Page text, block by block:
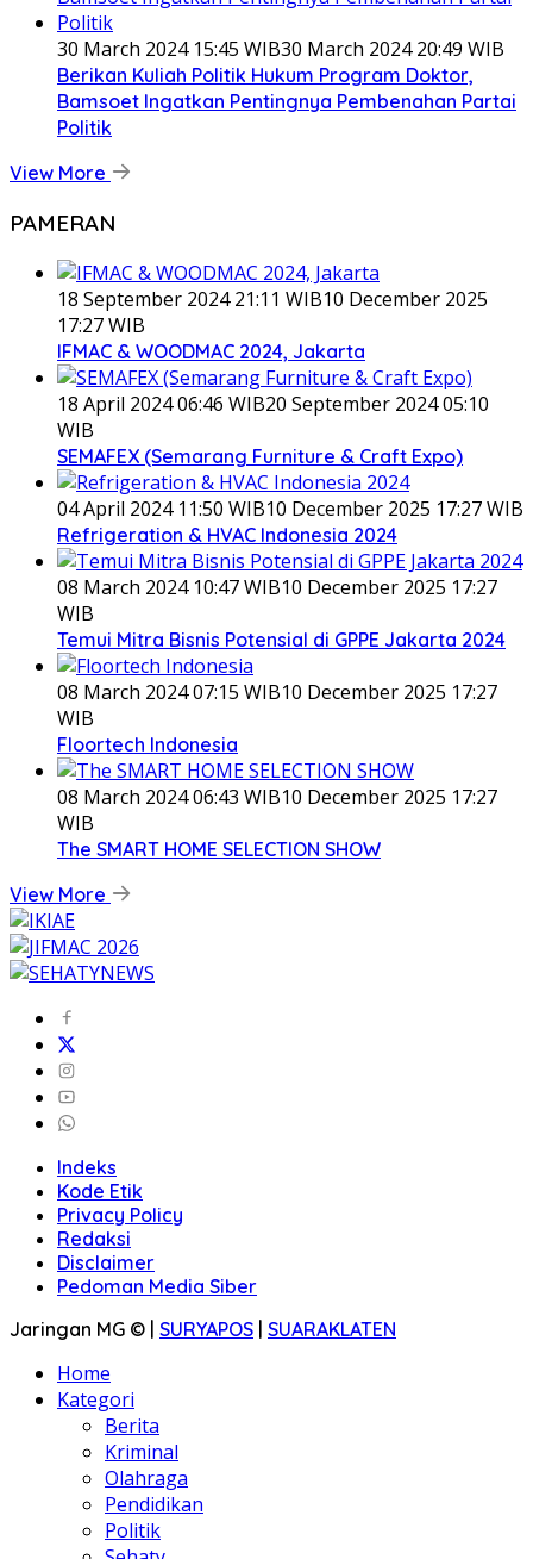
30 March 2024 15:45 WIB30 March 2024 20:49 WIB
Berikan Kuliah Politik Hukum Program Doktor,
Bamsoet Ingatkan Pentingnya Pembenahan Partai
Politik
View More
PAMERAN
18 September 2024 21:11 WIB10 December 2025
17:27 WIB
IFMAC & WOODMAC 2024, Jakarta
18 April 2024 06:46 WIB20 September 2024 05:10
WIB
SEMAFEX (Semarang Furniture & Craft Expo)
04 April 2024 11:50 WIB10 December 2025 17:27 WIB
Refrigeration & HVAC Indonesia 2024
08 March 2024 10:47 WIB10 December 2025 17:27
WIB
Temui Mitra Bisnis Potensial di GPPE Jakarta 2024
08 March 2024 07:15 WIB10 December 2025 17:27
WIB
Floortech Indonesia
08 March 2024 06:43 WIB10 December 2025 17:27
WIB
The SMART HOME SELECTION SHOW
View More
Indeks
Kode Etik
Privacy Policy
Redaksi
Disclaimer
Pedoman Media Siber
Jaringan MG © | SURYAPOS | SUARAKLATEN
Home
Kategori
Berita
Kriminal
Olahraga
Pendidikan
Politik